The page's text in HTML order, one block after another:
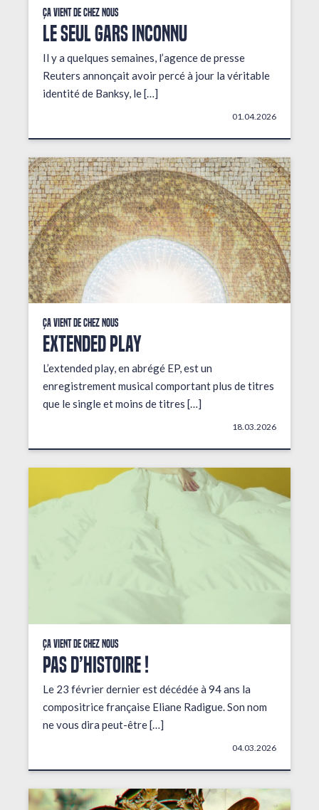
Ça vient de chez nous
LE SEUL GARS INCONNU
Il y a quelques semaines, l’agence de presse
Reuters annonçait avoir percé à jour la véritable
identité de Banksy, le […]
01.04.2026
Ça vient de chez nous
EXTENDED PLAY
L’extended play, en abrégé EP, est un
enregistrement musical comportant plus de titres
que le single et moins de titres […]
18.03.2026
Ça vient de chez nous
PAS D’HISTOIRE !
Le 23 février dernier est décédée à 94 ans la
compositrice française Eliane Radigue. Son nom
ne vous dira peut-être […]
04.03.2026